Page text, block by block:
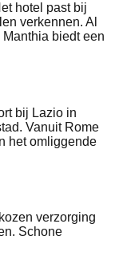
hotel past bij
verkennen. Al
biedt een
bij Lazio in
Vanuit Rome
het omliggende
verzorging
Schone